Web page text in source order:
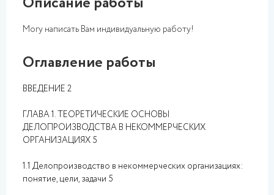
Могу написать Вам индивидуальную работу!
Оглавление работы
ВВЕДЕНИЕ 2
ГЛАВА 1. ТЕОРЕТИЧЕСКИЕ ОСНОВЫ
ДЕЛОПРОИЗВОДСТВА В НЕКОММЕРЧЕСКИХ
ОРГАНИЗАЦИЯХ 5
1.1 Делопроизводство в некоммерческих организациях:
понятие, цели, задачи 5